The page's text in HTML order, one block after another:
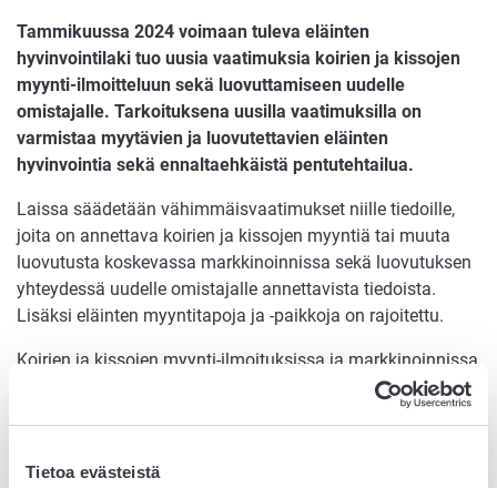
Tietoa evästeistä
Tammikuussa 2024 voimaan tuleva eläinten
hyvinvointilaki tuo uusia vaatimuksia koirien ja kissojen
myynti-ilmoitteluun sekä luovuttamiseen uudelle
omistajalle. Tarkoituksena uusilla vaatimuksilla on
varmistaa myytävien ja luovutettavien eläinten
hyvinvointia sekä ennaltaehkäistä pentutehtailua.
Laissa säädetään vähimmäisvaatimukset niille tiedoille,
joita on annettava koirien ja kissojen myyntiä tai muuta
luovutusta koskevassa markkinoinnissa sekä luovutuksen
yhteydessä uudelle omistajalle annettavista tiedoista.
Lisäksi eläinten myyntitapoja ja -paikkoja on rajoitettu.
Koirien ja kissojen myynti-ilmoituksissa ja markkinoinnissa
on vastaisuudessa annettava tietyt minimitiedot. Pakollisia
tietoja ovat mm. myyjän nimi, eläimen syntymäaika ja ikä
sekä eläimen sijaintipaikkakunta tai -maa ilmoitushetkellä.